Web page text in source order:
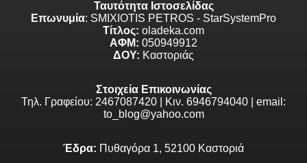
Ταυτότητα Ιστοσελίδας
Επωνυμία: SMIXIOTIS PETROS - StarSystemPro
Τίτλος: oladeka.com
ΑΦΜ: 050949912
ΔΟΥ: Καστοριάς
Στοιχεία Επικοινωνίας
Τηλ. Γραφείου: 2467087420 | Κιν. 6946794040 | email:
to_blog@yahoo.com
Έδρα: Πυθαγόρα 1, 52100 Καστοριά